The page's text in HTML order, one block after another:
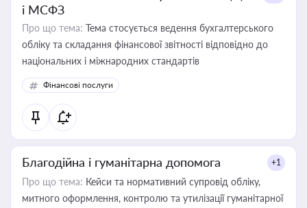
і МСФЗ
Про що тема: Тема стосується ведення бухгалтерського
обліку та складання фінансової звітності відповідно до
національних і міжнародних стандартів
Фінансові послуги
Благодійна і гуманітарна допомога +1
Про що тема: Кейси та нормативний супровід обліку,
митного оформлення, контролю та утилізації гуманітарної